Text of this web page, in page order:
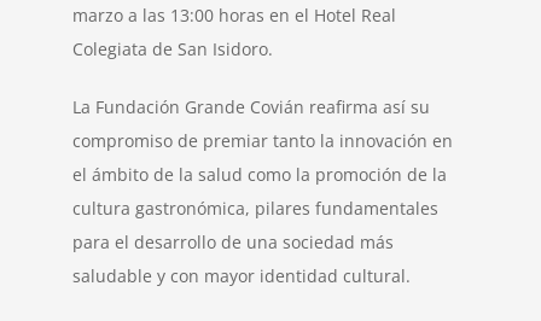
marzo a las 13:00 horas en el Hotel Real
Colegiata de San Isidoro.
La Fundación Grande Covián reafirma así su
compromiso de premiar tanto la innovación en
el ámbito de la salud como la promoción de la
cultura gastronómica, pilares fundamentales
para el desarrollo de una sociedad más
saludable y con mayor identidad cultural.